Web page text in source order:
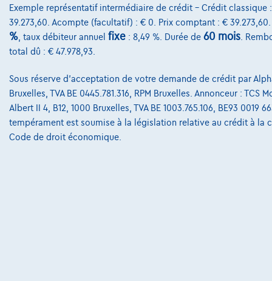
Exemple représentatif intermédiaire de crédit – Crédit classique
39.273,60. Acompte (facultatif) : € 0. Prix comptant : €
% , taux débiteur annuel fixe : 8,49 %. Durée de 60 mois .
total dû : € 47.978,93.
Sous réserve d'acceptation de votre demande de crédit par
Bruxelles, TVA BE 0445.781.316, RPM Bruxelles. Annonceur :
Albert II 4, B12, 1000 Bruxelles, TVA BE 1003.765.106, BE93 0019
tempérament est soumise à la législation relative au crédit à la
Code de droit économique.